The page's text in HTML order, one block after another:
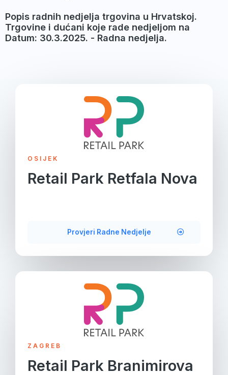
Popis radnih nedjelja trgovina u Hrvatskoj.
Trgovine i dućani koje rade nedjeljom na
Datum: 30.3.2025. - Radna nedjelja.
OSIJEK
Retail Park Retfala Nova
Provjeri Radne Nedjelje
ZAGREB
Retail Park Branimirova